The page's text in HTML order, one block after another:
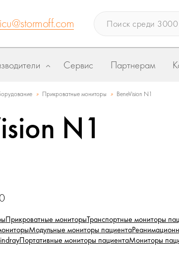
icu@stormoff.com
Сервис Партнерам
» Прикроватные мониторы » BeneVision N1
N1
Прикроватные мониторыТранспортные мониторы
Модульные мониторы пациента
Портативные мониторы пациентаМониторы